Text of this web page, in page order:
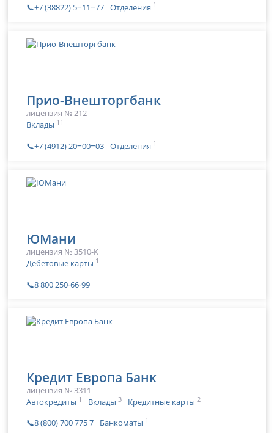
📞+7 (38822) 5‒11‒77 Отделения 1
Прио-Внешторгбанк
лицензия № 212
Вклады 11
📞+7 (4912) 20‒00‒03 Отделения 1
ЮМани
лицензия № 3510-К
Дебетовые карты 1
📞8 800 250‑66‑99
Кредит Европа Банк
лицензия № 3311
Автокредиты 1 Вклады 3 Кредитные карты 2
📞8 (800) 700 775 7 Банкоматы 1